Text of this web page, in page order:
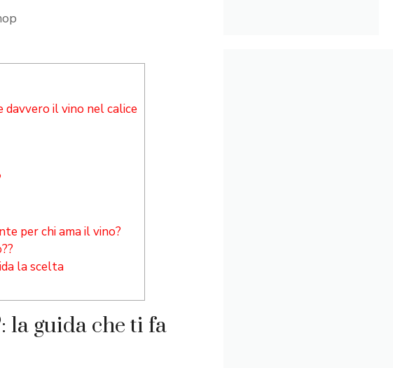
davvero il vino nel calice
per chi ama il vino?
la scelta
la guida che ti fa